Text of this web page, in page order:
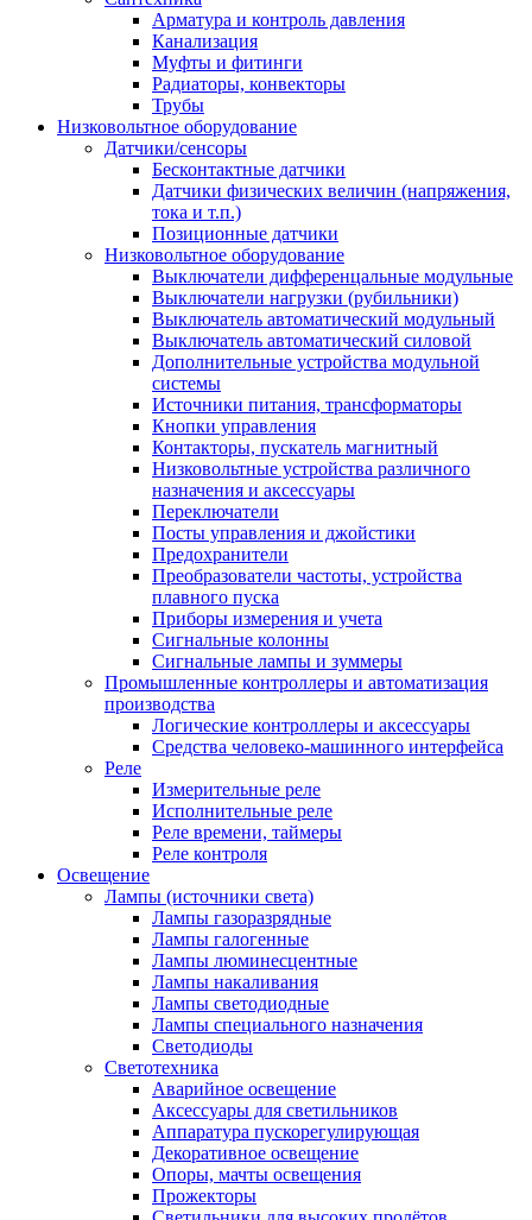
Арматура и контроль давления
Канализация
Муфты и фитинги
Радиаторы, конвекторы
Трубы
Низковольтное оборудование
Датчики/сенсоры
Бесконтактные датчики
Датчики физических величин (напряжения,
тока и т.п.)
Позиционные датчики
Низковольтное оборудование
Выключатели дифференцальные модульные
Выключатели нагрузки (рубильники)
Выключатель автоматический модульный
Выключатель автоматический силовой
Дополнительные устройства модульной
системы
Источники питания, трансформаторы
Кнопки управления
Контакторы, пускатель магнитный
Низковольтные устройства различного
назначения и аксессуары
Переключатели
Посты управления и джойстики
Предохранители
Преобразователи частоты, устройства
плавного пуска
Приборы измерения и учета
Сигнальные колонны
Сигнальные лампы и зуммеры
Промышленные контроллеры и автоматизация
производства
Логические контроллеры и аксессуары
Средства человеко-машинного интерфейса
Реле
Измерительные реле
Исполнительные реле
Реле времени, таймеры
Реле контроля
Освещение
Лампы (источники света)
Лампы газоразрядные
Лампы галогенные
Лампы люминесцентные
Лампы накаливания
Лампы светодиодные
Лампы специального назначения
Светодиоды
Светотехника
Аварийное освещение
Аксессуары для светильников
Аппаратура пускорегулирующая
Декоративное освещение
Опоры, мачты освещения
Прожекторы